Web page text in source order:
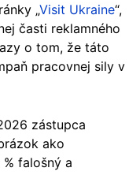
„Visit Ukraine“,
časti reklamného
o tom, že táto
pracovnej sily v
zástupca
ako
% falošný a